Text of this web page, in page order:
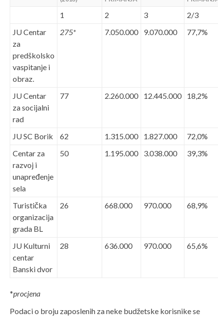
1 2 3
2/3
JU Centar
za
predškolsko
vaspitanje i
obraz.
275* 7.050.000 9.070.000 77,7%
JU Centar
za socijalni
rad
77 2.260.000 12.445.000 18,2%
JU SC Borik 62 1.315.000 1.827.000
72,0%
Centar za
razvoj i
unapređenje
sela
50 1.195.000 3.038.000 39,3%
Turistička
organizacija
grada BL
26 668.000 970.000 68,9%
JU Kulturni
centar
Banski dvor
28 636.000 970.000 65,6%
*procjena
Podaci o broju zaposlenih za neke budžetske korisnike se